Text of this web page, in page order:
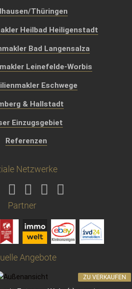
Thüringen
Heilbad Heiligenstadt
Bad Langensalza
Leinefelde-Worbis
Eschwege
& Hallstadt
Einzugsgebiet
Referenzen
Netzwerke
Partner
Angebote
ZU VERKAUFEN